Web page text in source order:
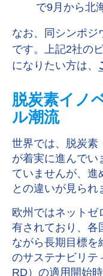
で9月から北
なお、同シンポジ
です。上記2社の
になりたい方は、
脱炭素イノ
ル潮流
世界では、脱炭素
が着実に進んでい
ていませんが、進
との違いが見られ
欧州ではネットゼ
有されており、各
ながら長期目標を
のサステナビリテ
RD）の適用開始